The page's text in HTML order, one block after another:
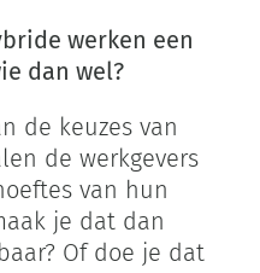
werken een
dan wel?
de keuzes van
de werkgevers
van hun
je dat dan
Of doe je dat